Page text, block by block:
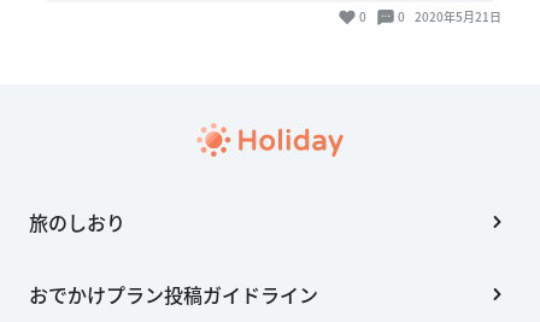
0 0 2020年5月21日
旅のしおり
おでかけプラン投稿ガイドライン